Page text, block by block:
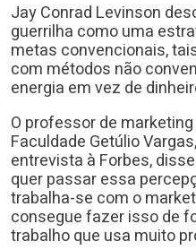
Jay Conrad Levinson
guerrilha como uma
metas convencionais,
com métodos não
energia em vez de
O professor de
Faculdade Getúlio
entrevista à Forbes,
quer passar essa
trabalha-se com o
consegue fazer isso de
trabalho que usa muito